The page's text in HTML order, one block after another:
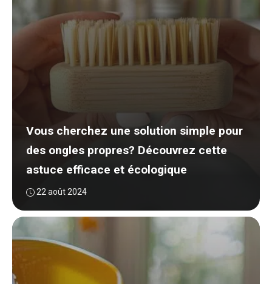
Vous cherchez une solution simple pour
des ongles propres? Découvrez cette
astuce efficace et écologique
22 août 2024